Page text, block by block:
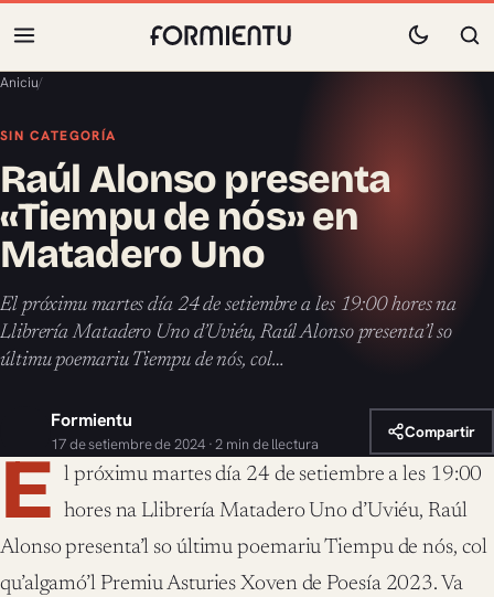
Aniciu/
SIN CATEGORÍA
Raúl Alonso presenta
«Tiempu de nós» en
Matadero Uno
El próximu martes día 24 de setiembre a les 19:00 hores na
Llibrería Matadero Uno d’Uviéu, Raúl Alonso presenta’l so
últimu poemariu Tiempu de nós, col…
Formientu
17 de setiembre de 2024 · 2 min de llectura
Compartir
E l próximu martes día 24 de setiembre a les 19:00
hores na Llibrería Matadero Uno d’Uviéu, Raúl
Alonso presenta’l so últimu poemariu Tiempu de nós, col
qu’algamó’l Premiu Asturies Xoven de Poesía 2023. Va